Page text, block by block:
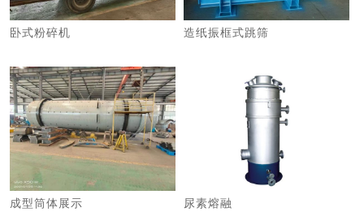
卧式粉碎机 造纸振框式跳筛
成型筒体展示 尿素熔融